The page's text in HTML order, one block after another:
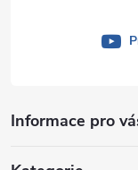
Informace pro